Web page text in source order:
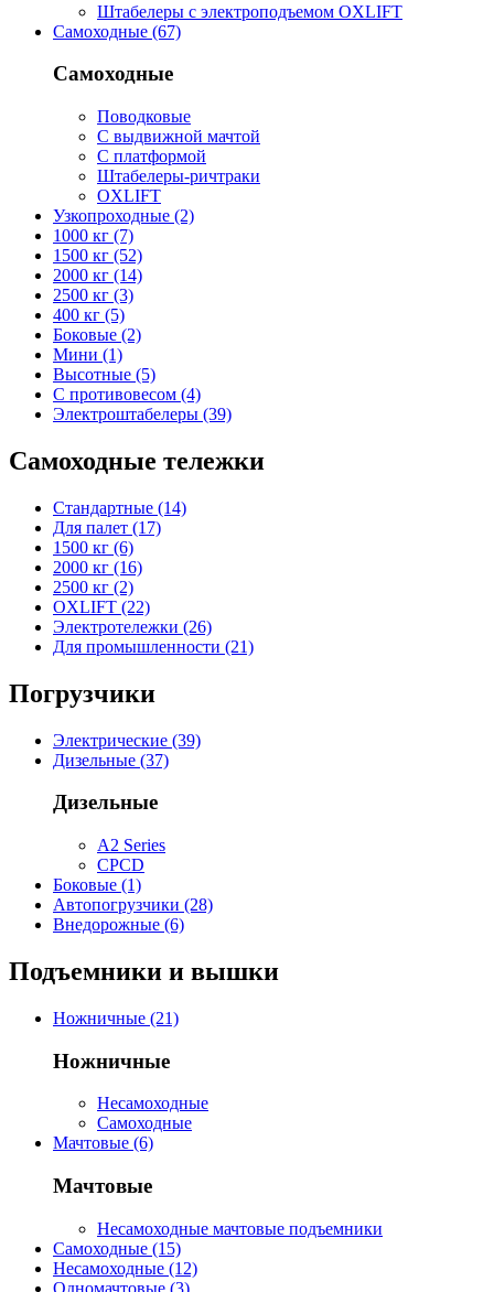
Штабелеры с электроподъемом OXLIFT
Самоходные (67)
Самоходные
Поводковые
С выдвижной мачтой
С платформой
Штабелеры-ричтраки
OXLIFT
Узкопроходные (2)
1000 кг (7)
1500 кг (52)
2000 кг (14)
2500 кг (3)
400 кг (5)
Боковые (2)
Мини (1)
Высотные (5)
С противовесом (4)
Электроштабелеры (39)
Самоходные тележки
Стандартные (14)
Для палет (17)
1500 кг (6)
2000 кг (16)
2500 кг (2)
OXLIFT (22)
Электротележки (26)
Для промышленности (21)
Погрузчики
Электрические (39)
Дизельные (37)
Дизельные
A2 Series
CPCD
Боковые (1)
Автопогрузчики (28)
Внедорожные (6)
Подъемники и вышки
Ножничные (21)
Ножничные
Несамоходные
Самоходные
Мачтовые (6)
Мачтовые
Несамоходные мачтовые подъемники
Самоходные (15)
Несамоходные (12)
Одномачтовые (3)